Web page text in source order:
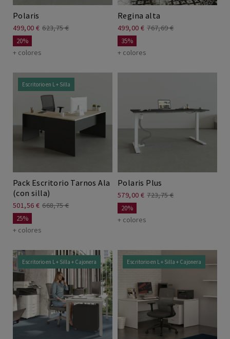
Polaris
499,00 € 623,75 €
20%
+ colores
Regina alta
499,00 € 767,69 €
35%
+ colores
Escritorio en L + Silla
Pack Escritorio Tarnos Ala
(con silla)
501,56 € 668,75 €
25%
+ colores
Polaris Plus
579,00 € 723,75 €
20%
+ colores
Escritorio en L + Silla + Cajonera Escritorio en L + Silla + Cajonera